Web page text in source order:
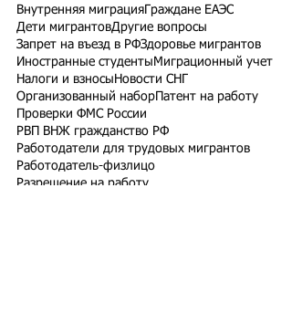
Внутренняя миграция Граждане ЕАЭС
Дети мигрантовДругие вопросы
Запрет на въезд в РФЗдоровье мигрантов
Иностранные студенты Миграционный учет
Налоги и взносы Новости СНГ
Организованный набор Патент на работу
Проверки ФМС России
РВП ВНЖ гражданство РФ
Работодатели для трудовых мигрантов
Работодатель-физлицо
Разрешение на работу